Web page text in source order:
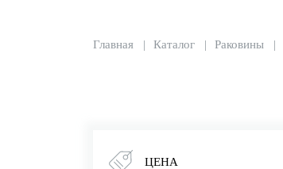
Главная Каталог Раковины
ЦЕНА